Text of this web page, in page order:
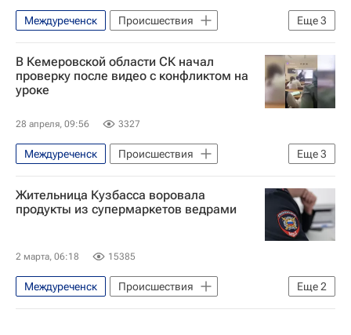
Еще3
Междуреченск
Происшествия
Кемеровская область
Россия
Следственный комитет России (СК РФ)
В Кемеровской области СК начал
проверку после видео с конфликтом на
уроке
28 апреля, 09:56 3327
Еще3
Междуреченск
Происшествия
Кемеровская область
Россия
Следственный комитет России (СК РФ)
Жительница Кузбасса воровала
продукты из супермаркетов ведрами
2 марта, 06:18 15385
Еще2
Междуреченск
Происшествия
Кемеровская область
Россия